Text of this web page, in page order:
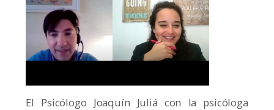
El Psicólogo Joaquín Juliá con la psicóloga